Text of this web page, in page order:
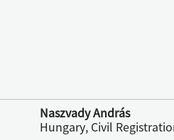
Naszvady András
Hungary, Civil